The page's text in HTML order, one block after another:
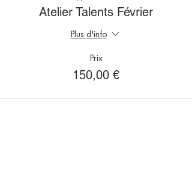
Atelier Talents Février
Plus d'info
Prix
150,00 €